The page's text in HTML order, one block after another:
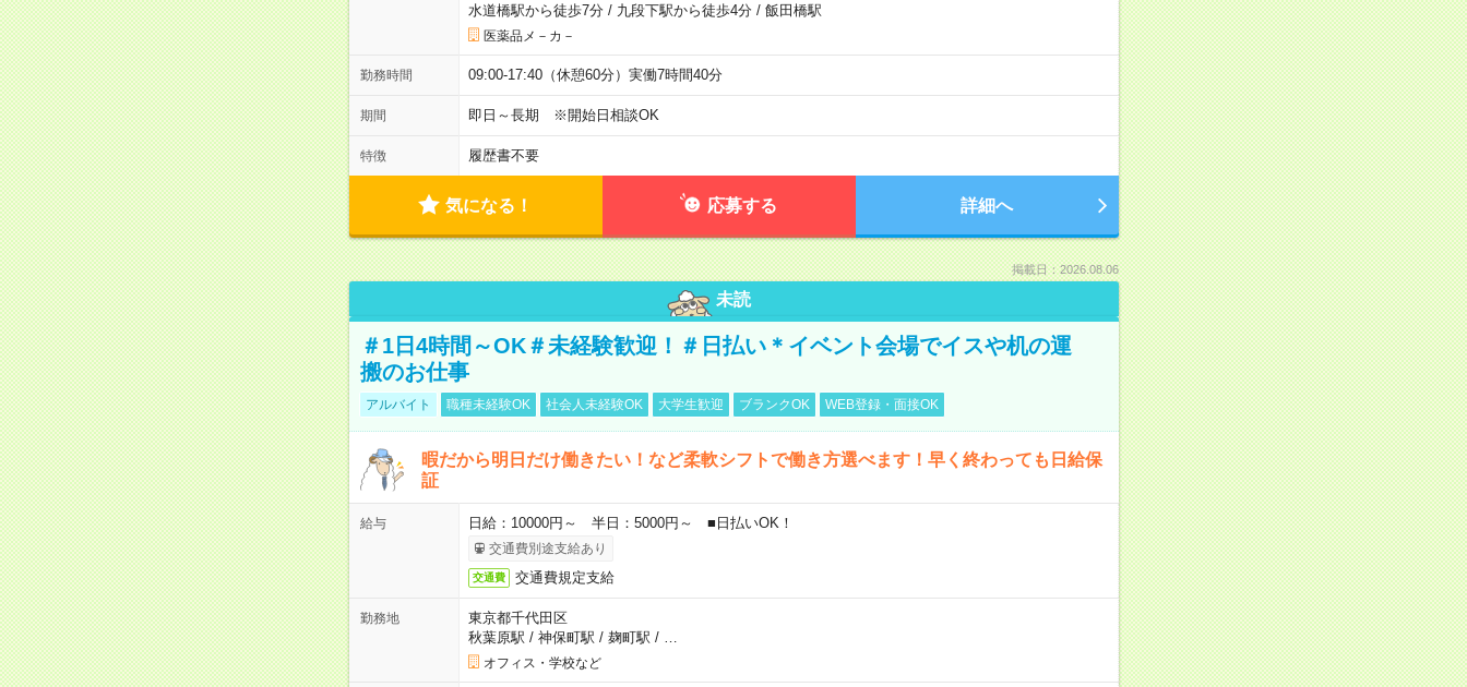
水道橋駅から徒歩7分/ 九段下駅から徒歩4分/ 飯田橋駅
医薬品メ－カ－
勤務時間 09:00-17:40（休憩60分）実働7時間40分
期間 即日～長期 ※開始日相談OK
特徴 履歴書不要
気になる！ 応募する 詳細へ
掲載日：2026.08.06
未読
＃1日4時間～OK＃未経験歓迎！＃日払い＊イベント会場でイスや机の運
搬のお仕事
アルバイト 職種未経験OK 社会人未経験OK 大学生歓迎 ブランクOK WEB登録・面接OK
暇だから明日だけ働きたい！など柔軟シフトで働き方選べます！早く終わっても日給保
証
給与 日給：10000円～ 半日：5000円～ ■日払いOK！
交通費別途支給あり
交通費 交通費規定支給
勤務地
東京都千代田区
秋葉原駅 / 神保町駅 / 麹町駅 /
オフィス・学校など